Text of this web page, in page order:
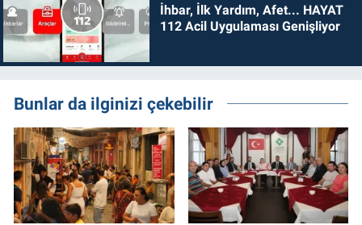
İhbar, İlk Yardım, Afet... HAYAT
112 Acil Uygulaması Genişliyor
Bunlar da ilginizi çekebilir